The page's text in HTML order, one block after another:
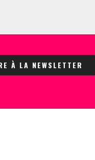
À LA NEWSLETTER